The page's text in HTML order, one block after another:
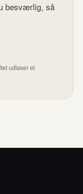
besværlig, så
udløser et